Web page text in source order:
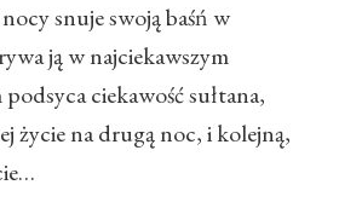
snuje swoją baśń w
ją w najciekawszym
ciekawość sułtana,
życie na drugą noc, i kolejną,